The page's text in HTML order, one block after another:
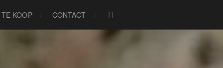
TE KOOP CONTACT